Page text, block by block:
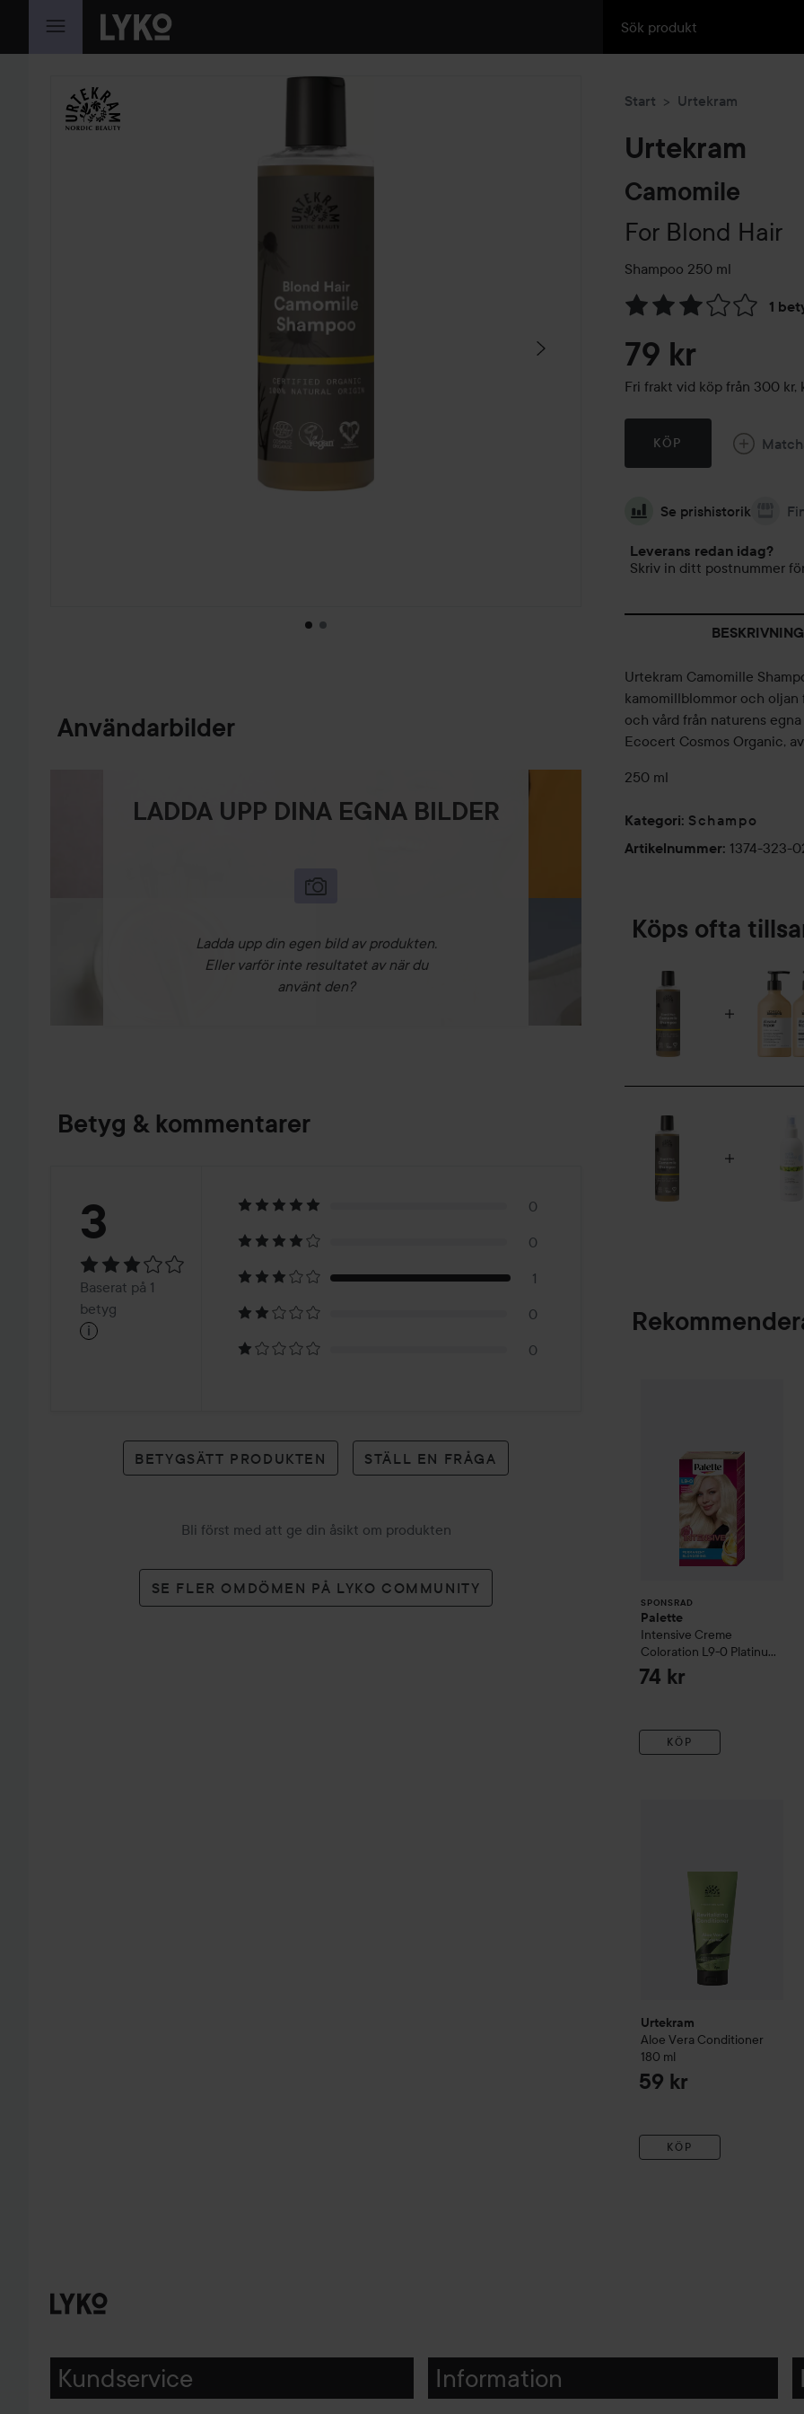
HOPPA TILL INNEHÅLLET
HOPPA ÖVER SEKTIONEN
Användarbilder
LADDA UPP DINA EGNA BILDER
Ladda upp din egen bild av produkten.
Eller varför inte resultatet av när du
använt den?
Betyg & kommentarer
Betyg:
3Baserat
på
betyg
3
Baserat på 1
betyg
i
0
0
1
0
0
BETYGSÄTT PRODUKTEN STÄLL EN FRÅGA
Bli först med att ge din åsikt om produkten
SE FLER OMDÖMEN PÅ LYKO COMMUNITY
Start Urtekram
Urtekram
Camomile
For Blond Hair
Shampoo 250 ml
1
Hoppa till Betyg &
79 kr
Fri frakt vid köp från 300 kr,
KÖP
Se prishistorik
Leverans redan idag?
Skriv in ditt postnummer
BESKRIVNING
Urtekram Camomille
kamomillblommor och
och vård från naturens
Ecocert Cosmos Organic,
250 ml
Kategori: Schampo
Artikelnummer: 1374-323-
Köps ofta
SPONSRAD
Palette
Intensive Creme
Coloration L9-0 Platinum
Blonde
74 kr
KÖP
Urtekram
Aloe Vera Conditioner
180 ml
59 kr
KÖP
Kundservice Information